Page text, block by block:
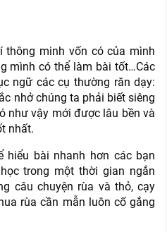
thông minh vốn có của mình
mình có thể làm bài tốt…Các
ngữ các cụ thường răn dạy:
nhở chúng ta phải biết siêng
như vậy mới được lâu bền và
nhất.
hiểu bài nhanh hơn các bạn
trong một thời gian ngắn
câu chuyện rùa và thỏ, cạy
rùa cần mẫn luôn cố gắng